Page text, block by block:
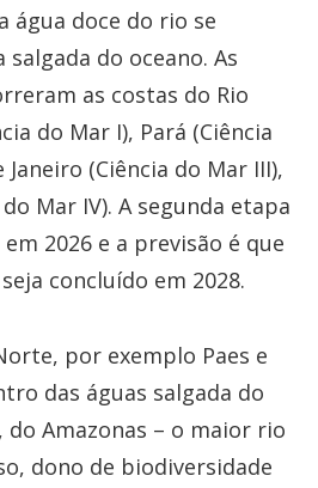
água doce do rio se
do oceano. As
as costas do Rio
do Mar I), Pará (Ciência
(Ciência do Mar III),
Mar IV). A segunda etapa
2026 e a previsão é que
concluído em 2028.
por exemplo Paes e
das águas salgada do
do Amazonas – o maior rio
dono de biodiversidade